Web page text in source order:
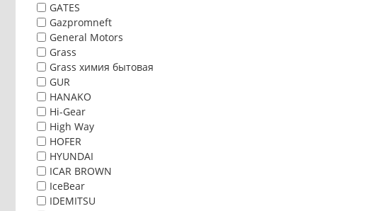
GATES
Gazpromneft
General Motors
Grass
Grass химия бытовая
GUR
HANAKO
Hi-Gear
High Way
HOFER
HYUNDAI
ICAR BROWN
IceBear
IDEMITSU